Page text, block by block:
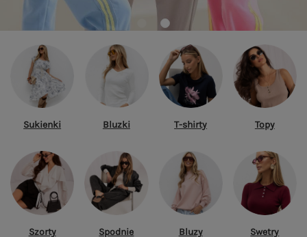
Sukienki Bluzki T-shirty Topy
Szorty Spodnie Bluzy Swetry